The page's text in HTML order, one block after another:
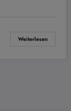
Weiterlesen